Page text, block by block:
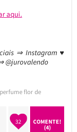
aqui.
⇒ Instagram ♥
@jurovalendo
perfume flor de
32
COMENTE!
(4)